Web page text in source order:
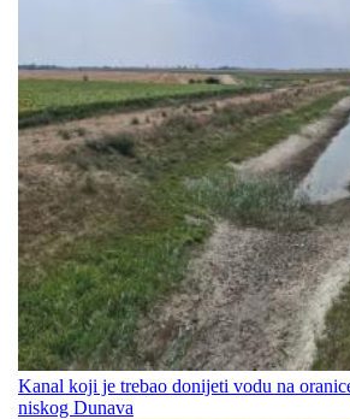
Kanal koji je trebao donijeti vodu na
niskog Dunava